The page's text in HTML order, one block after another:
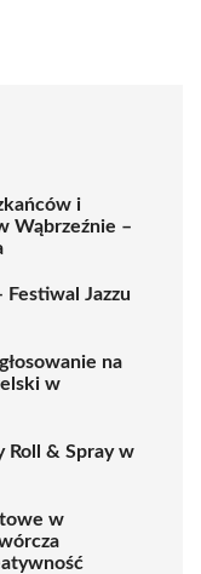
i
Wąbrzeźnie –
Festiwal Jazzu
na
w
Roll & Spray w
w